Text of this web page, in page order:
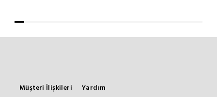
Müşteri İlişkileri
Yardım